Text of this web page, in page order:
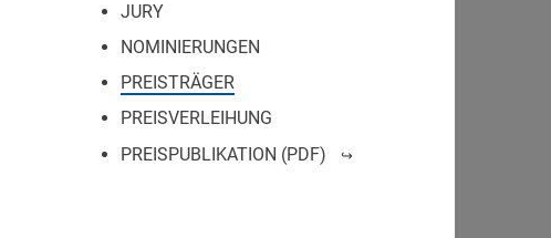
JURY
NOMINIERUNGEN
PREISTRÄGER
PREISVERLEIHUNG
PREISPUBLIKATION (PDF)